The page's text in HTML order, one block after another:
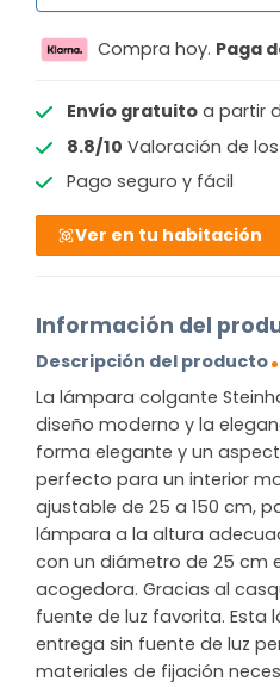
Compra hoy. Paga
Envío gratuitoa partir
8.8/10 Valoración de
Pago seguro y fácil
Ver en tu habitación
Información del
Descripción del producto
La lámpara colgante
diseño moderno y la
forma elegante y un
perfecto para un interior
ajustable de 25 a 150 cm,
lámpara a la altura
con un diámetro de 25 cm
acogedora. Gracias al
fuente de luz favorita. Esta
entrega sin fuente de luz
materiales de fijación